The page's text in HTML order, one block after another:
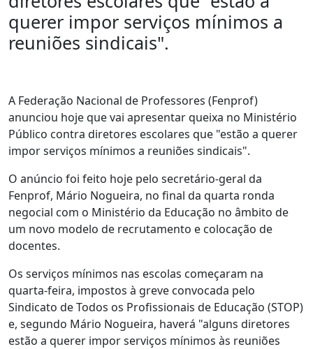
querer impor serviços mínimos a
reuniões sindicais".
A Federação Nacional de Professores (Fenprof)
anunciou hoje que vai apresentar queixa no Ministério
Público contra diretores escolares que "estão a querer
impor serviços mínimos a reuniões sindicais".
O anúncio foi feito hoje pelo secretário-geral da
Fenprof, Mário Nogueira, no final da quarta ronda
negocial com o Ministério da Educação no âmbito de
um novo modelo de recrutamento e colocação de
docentes.
Os serviços mínimos nas escolas começaram na
quarta-feira, impostos à greve convocada pelo
Sindicato de Todos os Profissionais de Educação (STOP)
e, segundo Mário Nogueira, haverá "alguns diretores
estão a querer impor serviços mínimos às reuniões